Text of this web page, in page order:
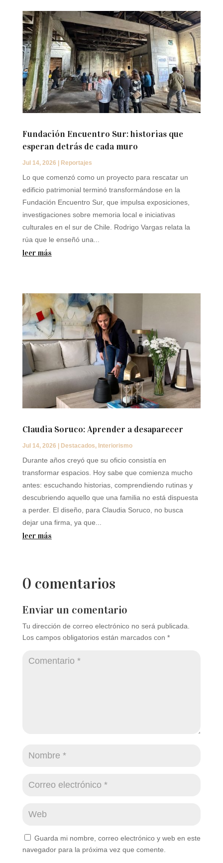
Fundación Encuentro Sur: historias que
esperan detrás de cada muro
Jul 14, 2026 | Reportajes
Lo que comenzó como un proyecto para rescatar un
edificio patrimonial terminó transformándose en la
Fundación Encuentro Sur, que impulsa exposiciones,
investigaciones sobre memoria local e iniciativas
culturales en el sur de Chile. Rodrigo Vargas relata la
rúa que le enseñó una...
leer más
Claudia Soruco: Aprender a desaparecer
Jul 14, 2026 Destacados, Interiorismo
Durante años creyó que su oficio consistía en
transformar espacios. Hoy sabe que comienza mucho
antes: escuchando historias, comprendiendo rutinas y
descubriendo aquello que una familia no está dispuesta
a perder. El diseño, para Claudia Soruco, no busca
dejar una firma, ya que...
leer más
0 comentarios
Enviar un comentario
Tu dirección de correo electrónico no será publicada.
Los campos obligatorios están marcados con *
Guarda mi nombre, correo electrónico y web en este
navegador para la próxima vez que comente.